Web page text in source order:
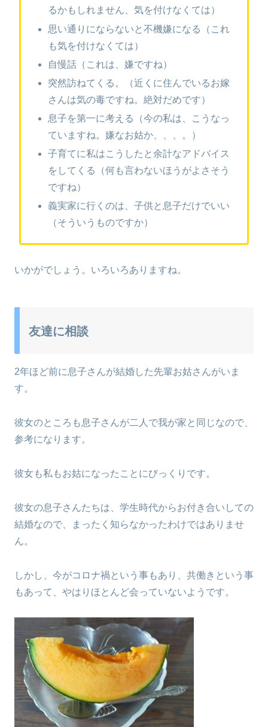
るかもしれません、気を付けなくては）
思い通りにならないと不機嫌になる（これ
も気を付けなくては）
自慢話（これは、嫌ですね）
突然訪ねてくる。（近くに住んでいるお嫁
さんは気の毒ですね。絶対だめです）
息子を第一に考える（今の私は、こうなっ
ていますね。嫌なお姑か、、、。）
子育てに私はこうしたと余計なアドバイス
をしてくる（何も言わないほうがよさそう
ですね）
義実家に行くのは、子供と息子だけでいい
（そういうものですか）
いかがでしょう。いろいろありますね。
友達に相談
2年ほど前に息子さんが結婚した先輩お姑さんがいま
す。
彼女のところも息子さんが二人で我が家と同じなので、
参考になります。
彼女も私もお姑になったことにびっくりです。
彼女の息子さんたちは、学生時代からお付き合いしての
結婚なので、まったく知らなかったわけではありませ
ん。
しかし、今がコロナ禍という事もあり、共働きという事
もあって、やはりほとんど会っていないようです。